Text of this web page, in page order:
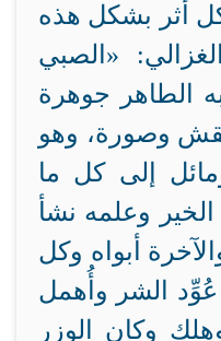
أثر بشكل هذه
«الصبي
الطاهر جوهرة
وصورة، وهو
إلى كل ما
وعلمه نشأ
أبواه وكل
الشر وأُهمل
وكان الوزر